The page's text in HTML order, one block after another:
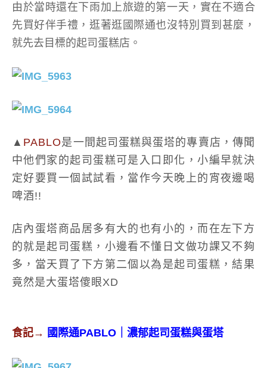
由於當時還在下雨加上旅遊的第一天，實在不適合
先買好伴手禮，逛著逛國際通也沒特別買到甚麼，
就先去目標的起司蛋糕店。
▲ PABLO是一間起司蛋糕與蛋塔的專賣店，傳聞
中他們家的起司蛋糕可是入口即化，小編早就決
定好要買一個試試看，當作今天晚上的宵夜邊喝
啤酒!!
店內蛋塔商品居多有大的也有小的，而在左下方
的就是起司蛋糕，小邊看不懂日文做功課又不夠
多，當天買了下方第二個以為是起司蛋糕，結果
竟然是大蛋塔傻眼XD
食記→ 國際通PABLO｜濃郁起司蛋糕與蛋塔